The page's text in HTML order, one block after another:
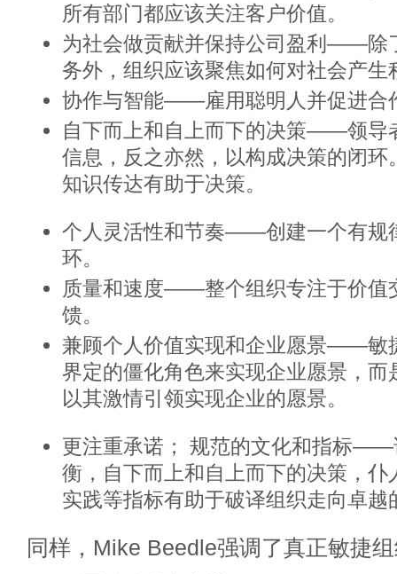
所有部门都应该关注客户价值。
为社会做贡献并保持公司盈利——除
务外，组织应该聚焦如何对社会产生
协作与智能——雇用聪明人并促进合
自下而上和自上而下的决策——领导
信息，反之亦然，以构成决策的闭环
知识传达有助于决策。
个人灵活性和节奏——创建一个有规
环。
质量和速度——整个组织专注于价值
馈。
兼顾个人价值实现和企业愿景——敏
界定的僵化角色来实现企业愿景，而
以其激情引领实现企业的愿景。
更注重承诺； 规范的文化和指标——
衡，自下而上和自上而下的决策，仆
实践等指标有助于破译组织走向卓越
同样，Mike Beedle强调了真正敏捷